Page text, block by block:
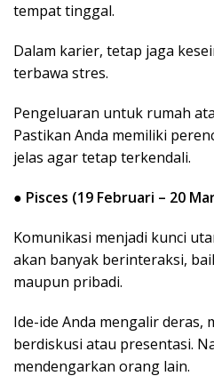
tempat tinggal.
Dalam karier, tetap jaga
terbawa stres.
Pengeluaran untuk rumah
Pastikan Anda memiliki
jelas agar tetap terkendali.
● Pisces (19 Februari – 20
Komunikasi menjadi kunci
akan banyak berinteraksi,
maupun pribadi.
Ide-ide Anda mengalir deras,
berdiskusi atau presentasi.
mendengarkan orang lain.